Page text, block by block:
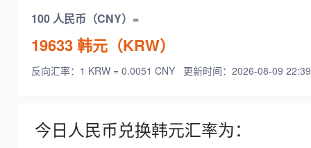
100 人民币（CNY）=
19633韩元（KRW）
反向汇率：1 KRW = 0.0051 CNY 更新时间：2026-08-09
今日人民币兑换韩元汇率为：